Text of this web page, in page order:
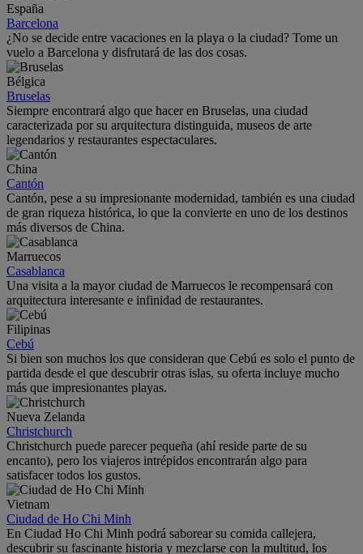
España
Barcelona
¿No se decide entre vacaciones en la playa o la ciudad? Tome un
vuelo a Barcelona y disfrutará de las dos cosas.
Bélgica
Bruselas
Siempre encontrará algo que hacer en Bruselas, una ciudad
caracterizada por su arquitectura distinguida, museos de arte
legendarios y restaurantes espectaculares.
China
Cantón
Cantón, pese a su impresionante modernidad, también es una ciudad
de gran riqueza histórica, lo que la convierte en uno de los destinos
más diversos de China.
Marruecos
Casablanca
Una visita a la mayor ciudad de Marruecos le recompensará con
arquitectura interesante e infinidad de restaurantes.
Filipinas
Cebú
Si bien son muchos los que consideran que Cebú es solo el punto de
partida desde el que descubrir otras islas, su oferta incluye mucho
más que impresionantes playas.
Nueva Zelanda
Christchurch
Christchurch puede parecer pequeña (ahí reside parte de su
encanto), pero los viajeros intrépidos encontrarán algo para
satisfacer todos los gustos.
Vietnam
Ciudad de Ho Chi Minh
En Ciudad Ho Chi Minh podrá saborear su comida callejera,
descubrir su fascinante historia y mezclarse con la multitud, los